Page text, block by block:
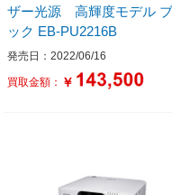
ザー光源 高輝度モデル ブラ
ック EB-PU2216B
発売日：2022/06/16
買取金額： ￥